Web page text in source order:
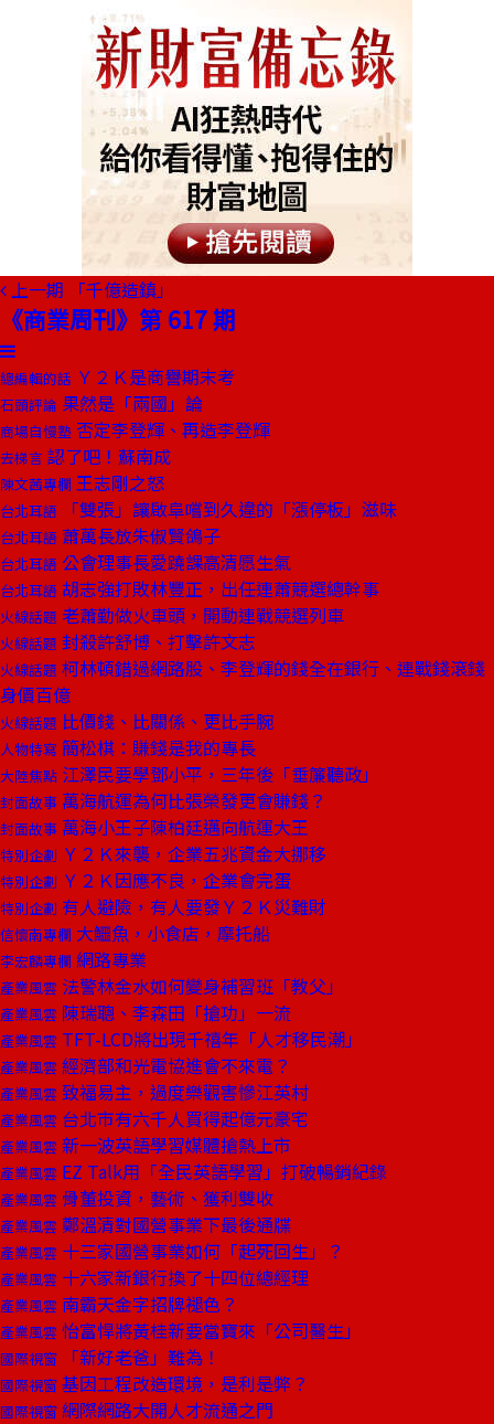
上一期 「千億造鎮」
《商業周刊》第 617 期
總編輯的話 Ｙ２Ｋ是商譽期末考
石頭評論 果然是「兩國」論
商場自慢塾 否定李登輝、再造李登輝
去梯言 認了吧！蘇南成
陳文茜專欄 王志剛之怒
台北耳語 「雙張」讓啟阜嚐到久違的「漲停板」滋味
台北耳語 蕭萬長放朱俶賢鴿子
台北耳語 公會理事長愛蹺課高清愿生氣
台北耳語 胡志強打敗林豐正，出任連蕭競選總幹事
火線話題 老蕭勤做火車頭，開動連戰競選列車
火線話題 封殺許舒博、打擊許文志
火線話題 柯林頓錯過網路股、李登輝的錢全在銀行、連戰錢滾錢
身價百億
火線話題 比價錢、比關係、更比手腕
人物特寫 簡松棋：賺錢是我的專長
大陸焦點 江澤民要學鄧小平，三年後「垂簾聽政」
封面故事 萬海航運為何比張榮發更會賺錢？
封面故事 萬海小王子陳柏廷邁向航運大王
特別企劃 Ｙ２Ｋ來襲，企業五兆資金大挪移
特別企劃 Ｙ２Ｋ因應不良，企業會完蛋
特別企劃 有人避險，有人要發Ｙ２Ｋ災難財
信懷南專欄 大鱷魚，小食店，摩托船
李宏麟專欄 網路專業
產業風雲 法警林金水如何變身補習班「教父」
產業風雲 陳瑞聰、李森田「搶功」一流
產業風雲 TFT-LCD將出現千禧年「人才移民潮」
產業風雲 經濟部和光電協進會不來電？
產業風雲 致福易主，過度樂觀害慘江英村
產業風雲 台北市有六千人買得起億元豪宅
產業風雲 新一波英語學習媒體搶熱上市
產業風雲 EZ Talk用「全民英語學習」打破暢銷紀錄
產業風雲 骨董投資，藝術、獲利雙收
產業風雲 鄭溫清對國營事業下最後通牒
產業風雲 十三家國營事業如何「起死回生」？
產業風雲 十六家新銀行換了十四位總經理
產業風雲 南霸天金字招牌褪色？
產業風雲 怡富悍將黃桂新要當寶來「公司醫生」
國際視窗 「新好老爸」難為！
國際視窗 基因工程改造環境，是利是弊？
國際視窗 網際網路大開人才流通之門